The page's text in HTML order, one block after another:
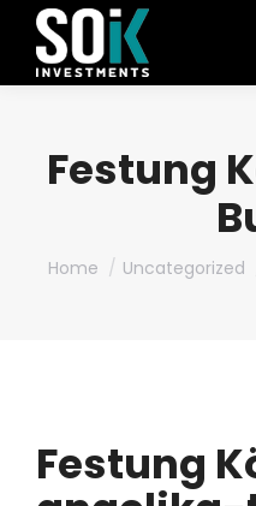
Festung
You are here:
Home Uncategorized
Festung